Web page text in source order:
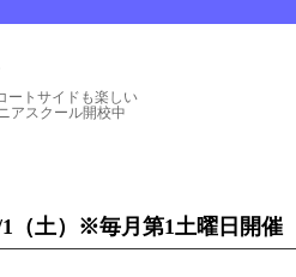
ートサイドも楽しい
アスクール開校中
1（土）※毎月第1土曜日開催